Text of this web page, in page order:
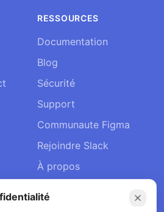
RESSOURCES
Documentation
Blog
Sécurité
Support
Communaute Figma
Rejoindre Slack
À propos